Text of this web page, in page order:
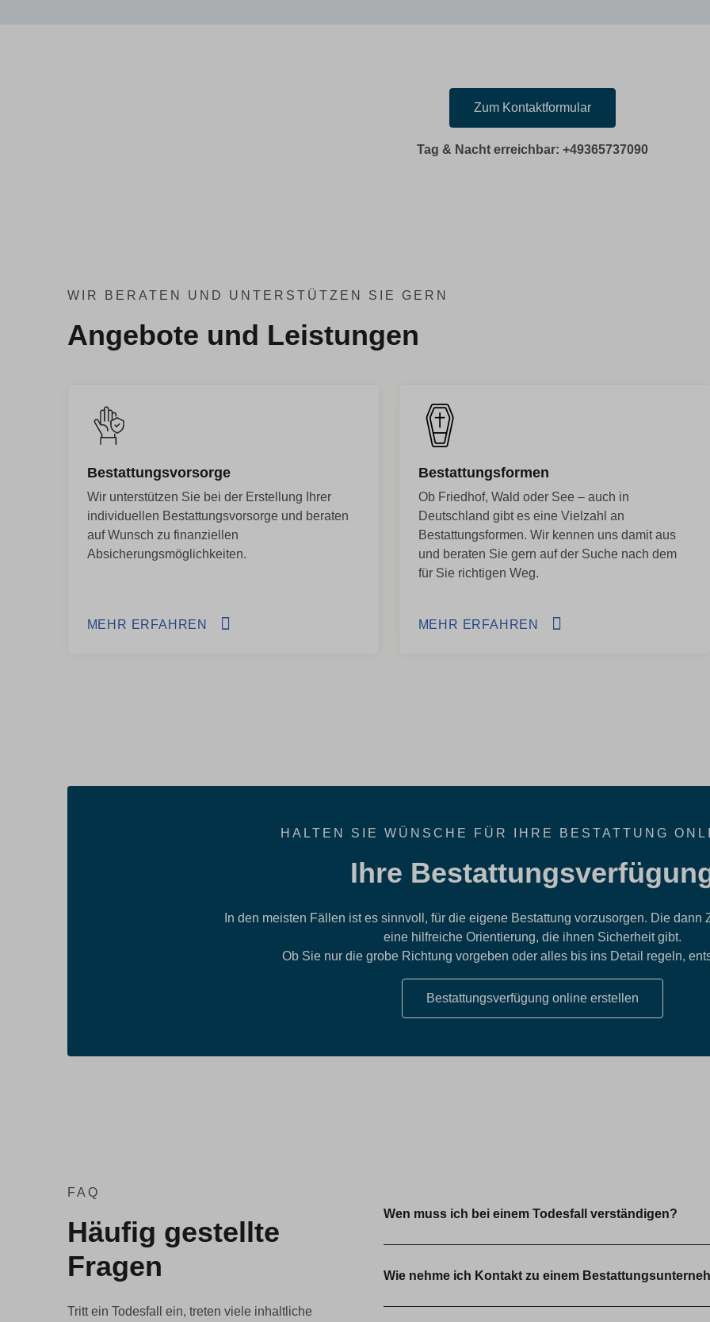
Zum Kontaktformular
Tag & Nacht erreichbar: +49365737090
WIR BERATEN UND UNTERSTÜTZEN SIE GERN
Angebote und Leistungen
Bestattungsvorsorge
Wir unterstützen Sie bei der Erstellung Ihrer
individuellen Bestattungsvorsorge und beraten
auf Wunsch zu finanziellen
Absicherungsmöglichkeiten.
MEHR ERFAHREN
Bestattungsformen
Ob Friedhof, Wald oder See – auch in
Deutschland gibt es eine Vielzahl an
Bestattungsformen. Wir kennen uns damit aus
und beraten Sie gern auf der Suche nach dem
für Sie richtigen Weg.
MEHR ERFAHREN
HALTEN SIE WÜNSCHE FÜR IHRE BESTATTUNG
Ihre
In den meisten Fällen ist es sinnvoll, für die eigene Bestattung vorzusorgen. Die dann
eine hilfreiche Orientierung, die ihnen Sicherheit gibt.
Ob Sie nur die grobe Richtung vorgeben oder alles bis ins Detail regeln,
Bestattungsverfügung online erstellen
FAQ
Häufig gestellte
Fragen
Tritt ein Todesfall ein, treten viele inhaltliche
Wen muss ich bei einem Todesfall verständigen?
Wie nehme ich Kontakt zu einem